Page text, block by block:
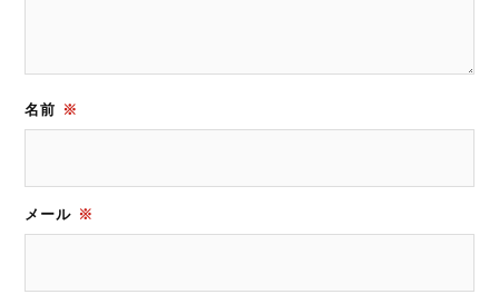
名前 ※
メール ※